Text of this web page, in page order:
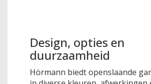
Design, opties en
duurzaamheid
Hörmann biedt openslaande